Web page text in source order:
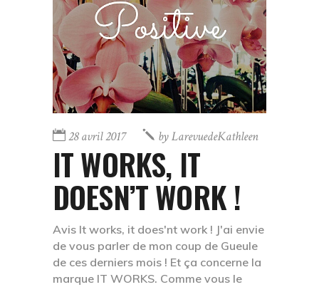
28 avril 2017 byLarevuedeKathleen
IT WORKS, IT
DOESN’T WORK !
Avis It works, it does'nt work ! J'ai envie
de vous parler de mon coup de Gueule
de ces derniers mois ! Et ça concerne la
marque IT WORKS. Comme vous le